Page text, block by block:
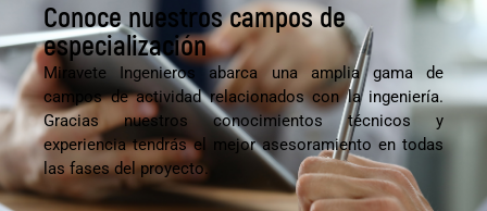
Conoce nuestros campos de
especialización
Miravete Ingenieros abarca una amplia gama de
campos de actividad relacionados con la ingeniería.
Gracias nuestros conocimientos técnicos y
experiencia tendrás el mejor asesoramiento en todas
las fases del proyecto.